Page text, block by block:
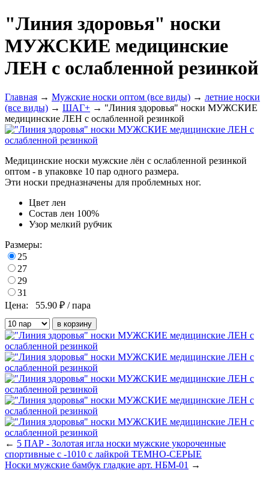
"Линия здоровья" носки
МУЖСКИЕ медицинские
ЛЕН с ослабленной резинкой
Главная → Мужские носки оптом (все виды) → летние носки
(все виды) → ШАГ+ → "Линия здоровья" носки МУЖСКИЕ
медицинские ЛЕН с ослабленной резинкой
Медицинские носки мужские лён с ослабленной резинкой
оптом - в упаковке 10 пар одного размера.
Эти носки предназначены для проблемных ног.
Цвет лен
Состав лен 100%
Узор мелкий рубчик
Размеры:
25
27
29
31
Цена:
55.90 ₽ / пара
← 5 ПАР - Золотая игла носки мужские укороченные
спортивные с -1010 с лайкрой ТЕМНО-СЕРЫЕ
Носки мужские бамбук гладкие арт. НБМ-01 →